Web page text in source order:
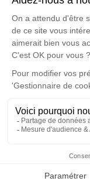
Faire-part
d'expression
VIOU.
Un service de
disponible ici.
Cérémonie
Église
3 Bd